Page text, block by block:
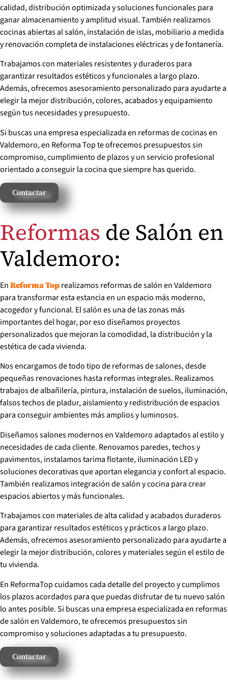
calidad, distribución optimizada y soluciones funcionales para
ganar almacenamiento y amplitud visual. También realizamos
cocinas abiertas al salón, instalación de islas, mobiliario a medida
y renovación completa de instalaciones eléctricas y de fontanería.
Trabajamos con materiales resistentes y duraderos para
garantizar resultados estéticos y funcionales a largo plazo.
Además, ofrecemos asesoramiento personalizado para ayudarte a
elegir la mejor distribución, colores, acabados y equipamiento
según tus necesidades y presupuesto.
Si buscas una empresa especializada en reformas de cocinas en
Valdemoro, en Reforma Top te ofrecemos presupuestos sin
compromiso, cumplimiento de plazos y un servicio profesional
orientado a conseguir la cocina que siempre has querido.
Contactar
Reformas de Salón en
Valdemoro:
En Reforma Top realizamos reformas de salón en Valdemoro
para transformar esta estancia en un espacio más moderno,
acogedor y funcional. El salón es una de las zonas más
importantes del hogar, por eso diseñamos proyectos
personalizados que mejoran la comodidad, la distribución y la
estética de cada vivienda.
Nos encargamos de todo tipo de reformas de salones, desde
pequeñas renovaciones hasta reformas integrales. Realizamos
trabajos de albañilería, pintura, instalación de suelos, iluminación,
falsos techos de pladur, aislamiento y redistribución de espacios
para conseguir ambientes más amplios y luminosos.
Diseñamos salones modernos en Valdemoro adaptados al estilo y
necesidades de cada cliente. Renovamos paredes, techos y
pavimentos, instalamos tarima flotante, iluminación LED y
soluciones decorativas que aportan elegancia y confort al espacio.
También realizamos integración de salón y cocina para crear
espacios abiertos y más funcionales.
Trabajamos con materiales de alta calidad y acabados duraderos
para garantizar resultados estéticos y prácticos a largo plazo.
Además, ofrecemos asesoramiento personalizado para ayudarte a
elegir la mejor distribución, colores y materiales según el estilo de
tu vivienda.
En ReformaTop cuidamos cada detalle del proyecto y cumplimos
los plazos acordados para que puedas disfrutar de tu nuevo salón
lo antes posible. Si buscas una empresa especializada en reformas
de salón en Valdemoro, te ofrecemos presupuestos sin
compromiso y soluciones adaptadas a tu presupuesto.
Contactar